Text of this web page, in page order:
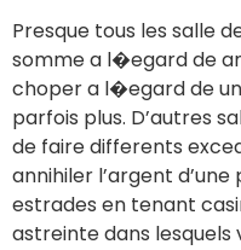
Presque tous les salle
somme a l�egard de
choper a l�egard de
parfois plus. D’autres
de faire differents
annihiler l’argent
estrades en tenant
astreinte dans lesquels